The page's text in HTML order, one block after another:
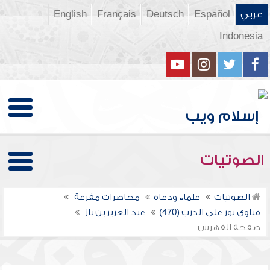
عربي Español
Deutsch
Français
English
Indonesia
الصوتيات
الصوتيات علماء ودعاة
محاضرات مفرغة
فتاوى نور على الدرب (470)
عبد العزيز بن باز
صفحة الفهرس